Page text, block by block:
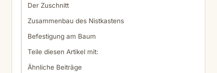
Der Zuschnitt
Zusammenbau des Nistkastens
Befestigung am Baum
Teile diesen Artikel mit:
Ähnliche Beiträge